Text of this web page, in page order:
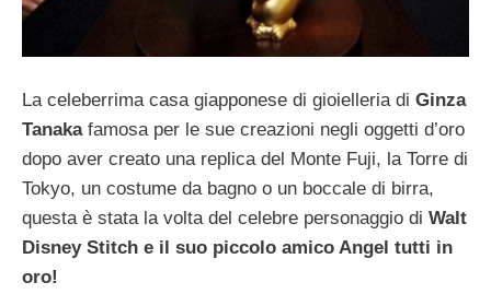
La celeberrima casa giapponese di gioielleria di Ginza
Tanakafamosa per le sue creazioni negli oggetti d’oro
dopo aver creato una replica del Monte Fuji, la Torre di
Tokyo, un costume da bagno o un boccale di birra,
questa è stata la volta del celebre personaggio di Walt
Disney Stitch e il suo piccolo amico Angel tutti in
oro!